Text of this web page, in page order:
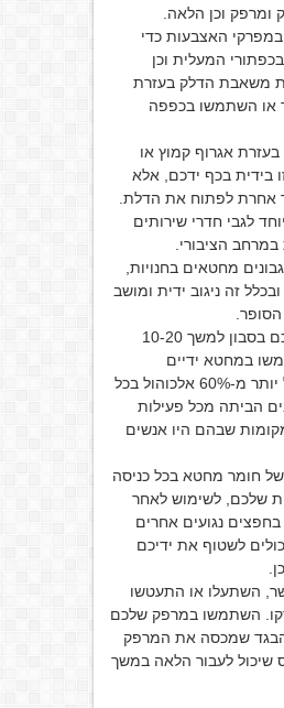
ומרפק וכן הלאה.
במפרקי האצבעות כדי
המעלית וכן
משאבת הדלק בעזרת
או השתמשו בכפפה
בעזרת אגרוף קמוץ או
בידית בכף ידכם, אלא
אחרת לפתוח את הדלת.
לגבי חדרי שירותים
הציבורי.
מחטאים בחנויות,
זה ניגוב ידית ומושב
5. רחצו את ידיכם בסבון למשך 10-20
במחטא ידיים
אלכוהולי המכיל יותר מ-60% אלכוהול בכל
הביתה מכל פעילות
שבהם היו אנשים
של חומר מחטא בכל כניסה
שלכם, לשימוש לאחר
בחפצים נגועים אחרים
לשטוף את ידיכם
השתעלו או התעטשו
השתמשו במרפק שלכם
הבגד שמכסה את המרפק
שיכול לעבור הלאה במשך